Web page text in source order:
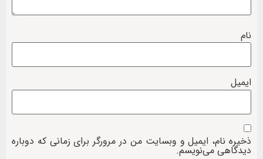
نام
ایمیل
ذخیره نام، ایمیل و وبسایت من در مرورگر برای زمانی که دوباره
دیدگاهی می‌نویسم.